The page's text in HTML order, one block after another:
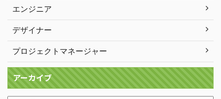
エンジニア
デザイナー
プロジェクトマネージャー
アーカイブ